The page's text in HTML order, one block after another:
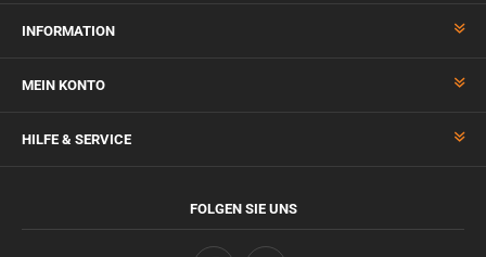
INFORMATION
MEIN KONTO
HILFE & SERVICE
FOLGEN SIE UNS